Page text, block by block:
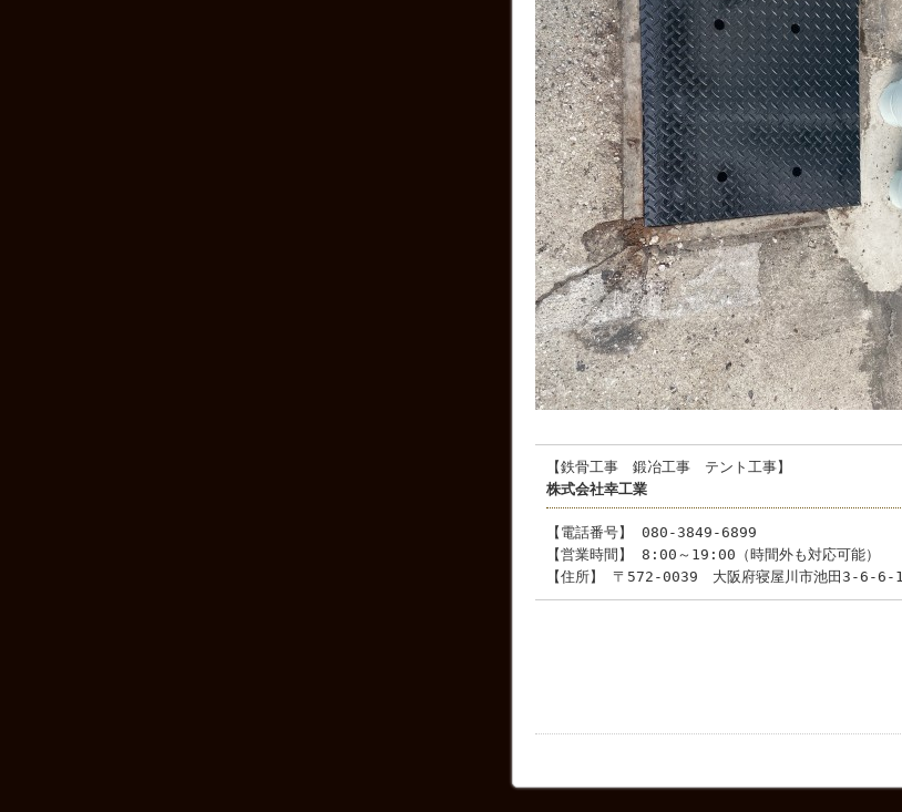
【鉄骨工事 鍛冶工事 テント工事】
株式会社幸工業
【電話番号】 080-3849-6899
【営業時間】 8:00～19:00（時間外も対応可能）
【住所】 〒572-0039 大阪府寝屋川市池田3-6-6-1